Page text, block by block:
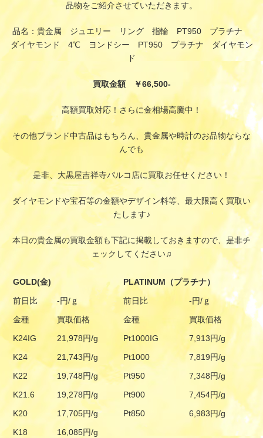
品物をご紹介させていただきます。
品名：貴金属 ジュエリー リング 指輪 PT950 プラチナ
ダイヤモンド 4℃ ヨンドシー PT950 プラチナ ダイヤモン
ド
買取金額 ￥66,500-
高額買取対応！さらに金相場高騰中！
その他ブランド中古品はもちろん、貴金属や時計のお品物ならな
んでも
是非、大黒屋吉祥寺パルコ店に買取お任せください！
ダイヤモンドや宝石等の金額やデザイン料等、最大限高く買取い
たします♪
本日の貴金属の買取金額も下記に掲載しておきますので、是非チ
ェックしてください♫
GOLD(金)
PLATINUM（プラチナ）
前日比
-円/ｇ 前日比
-円/ｇ
金種
買取価格 金種
買取価格
K24IG
21,978円/g Pt1000IG
7,913円/g
K24
21,743円/g Pt1000
7,819円/g
K22
19,748円/g Pt950
7,348円/g
K21.6
19,278円/g Pt900
7,454円/g
K20
17,705円/g Pt850
6,983円/g
K18
16,085円/g